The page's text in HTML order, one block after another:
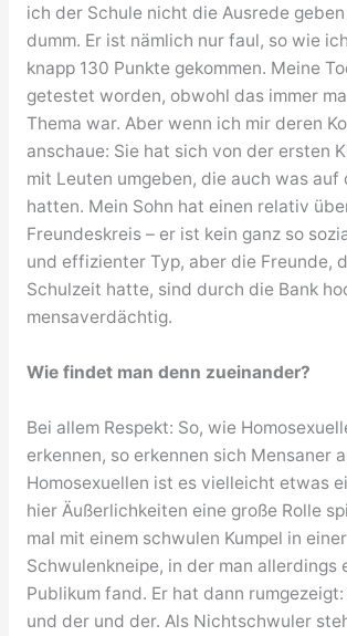
ich der Schule nicht die Ausrede
dumm. Er ist nämlich nur faul, so wie
knapp 130 Punkte gekommen. Meine
getestet worden, obwohl das immer
Thema war. Aber wenn ich mir deren
anschaue: Sie hat sich von der ersten
mit Leuten umgeben, die auch was auf
hatten. Mein Sohn hat einen relativ
Freundeskreis – er ist kein ganz so
und effizienter Typ, aber die Freunde,
Schulzeit hatte, sind durch die Bank
mensaverdächtig.
Wie findet man denn zueinander?
Bei allem Respekt: So, wie
erkennen, so erkennen sich Mensaner
Homosexuellen ist es vielleicht etwas
hier Äußerlichkeiten eine große Rolle
mal mit einem schwulen Kumpel in einer
Schwulenkneipe, in der man allerdings
Publikum fand. Er hat dann
und der und der. Als Nichtschwuler